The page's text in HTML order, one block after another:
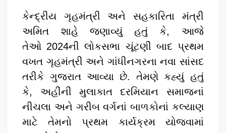
કેન્દ્રીય ગૃહમંત્રી અને સહકારિતા મંત્રી
અમિત શાહે જણાવ્યું હતું કે, આજે
તેઓ 2024ની લોકસભા ચૂંટણી બાદ પ્રથમ
વખત ગૃહમંત્રી અને ગાંધીનગરના નવા સાંસદ
તરીકે ગુજરાત આવ્યા છે. તેમણે કહ્યું હતું
કે, અહીંની મુલાકાત દરમિયાન સમાજનાં
નીચલા અને ગરીબ વર્ગનાં બાળકોનાં કલ્યાણ
માટે તેમનો પ્રથમ કાર્યક્રમ યોજવામાં